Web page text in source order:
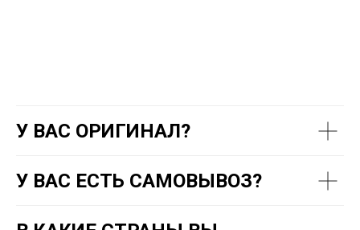
У ВАС ОРИГИНАЛ?
У ВАС ЕСТЬ САМОВЫВОЗ?